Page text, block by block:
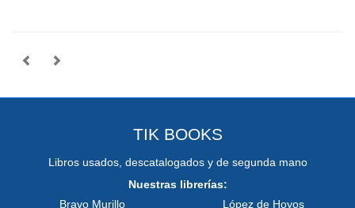
TIK BOOKS
Libros usados, descatalogados y de segunda mano
Nuestras librerías:
Bravo Murillo
López de Hoyos